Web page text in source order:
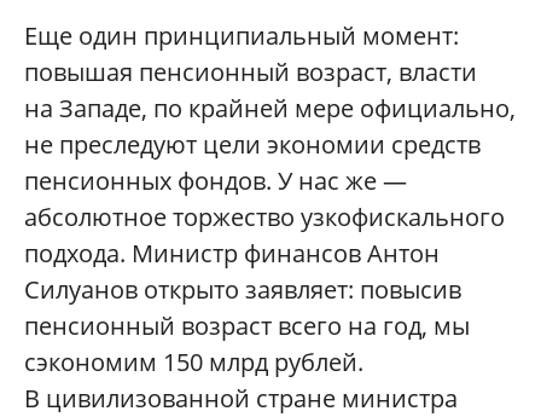
Еще один принципиальный момент:
повышая пенсионный возраст, власти
на Западе, по крайней мере официально,
не преследуют цели экономии средств
пенсионных фондов. У нас же —
абсолютное торжество узкофискального
подхода. Министр финансов Антон
Силуанов открыто заявляет: повысив
пенсионный возраст всего на год, мы
сэкономим 150 млрд рублей.
В цивилизованной стране министра